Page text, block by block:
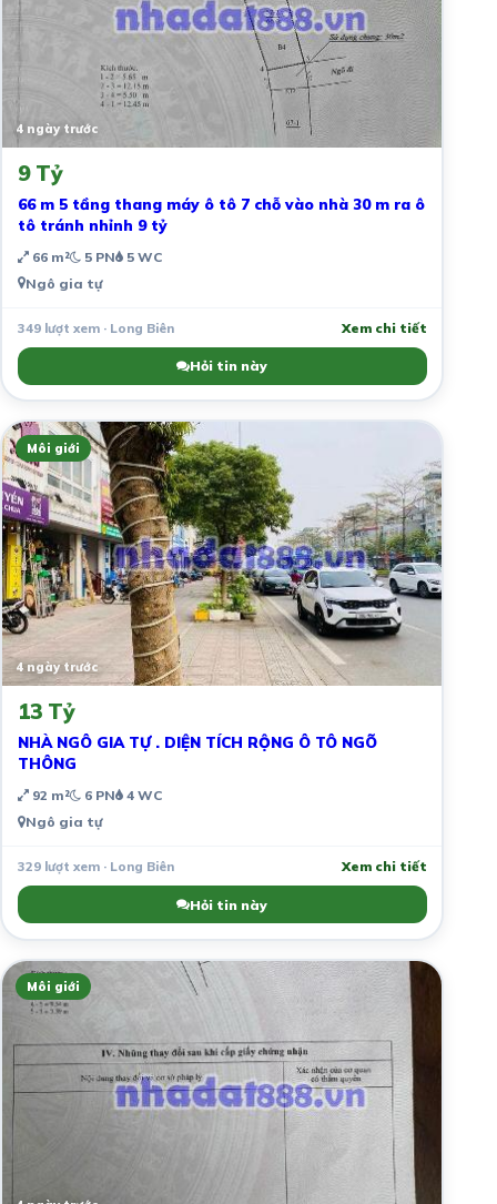
4 ngày trước
9 Tỷ
66 m 5 tầng thang máy ô tô 7 chỗ vào nhà 30 m ra ô
tô tránh nhỉnh 9 tỷ
66 m² 5 PN 5 WC
Ngô gia tự
349 lượt xem · Long Biên Xem chi tiết
Hỏi tin này
Môi giới
4 ngày trước
13 Tỷ
NHÀ NGÔ GIA TỰ . DIỆN TÍCH RỘNG Ô TÔ NGÕ
THÔNG
92 m² 6 PN 4 WC
Ngô gia tự
329 lượt xem · Long Biên Xem chi tiết
Hỏi tin này
Môi giới